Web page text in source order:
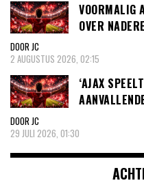
VOORMALIG
OVER
DOOR JC
2 AUGUSTUS 2026, 02:15
‘AJAX
DOOR JC
29 JULI 2026, 01:30